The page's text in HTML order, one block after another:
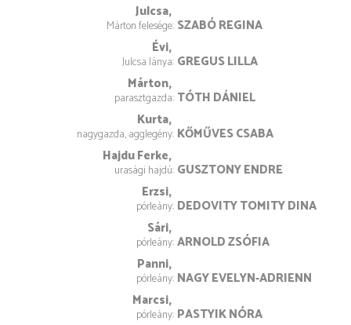
Julcsa
Márton felesége SZABÓ REGINA
Évi
Julcsa lánya GREGUS LILLA
Márton
parasztgazda TÓTH DÁNIEL
Kurta
nagygazda, agglegény KŐMŰVES CSABA
Hajdu Ferke
urasági hajdú GUSZTONY ENDRE
Erzsi
pórleány DEDOVITY TOMITY DINA
Sári
pórleány ARNOLD ZSÓFIA
Panni
pórleány NAGY EVELYN-ADRIENN
Marcsi
pórleány PASTYIK NÓRA